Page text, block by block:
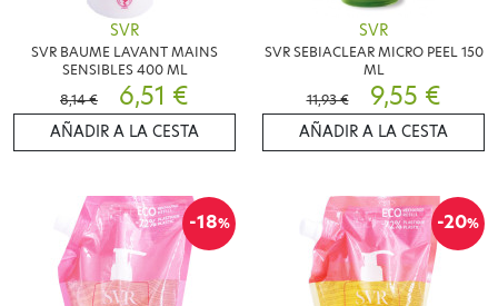
SVR
SVR BAUME LAVANT MAINS
SENSIBLES 400 ML
8,14 €
6,51 €
AÑADIR A LA CESTA
SVR
SVR SEBIACLEAR MICRO PEEL 150
ML
11,93 €
9,55 €
AÑADIR A LA CESTA
-18% -20%